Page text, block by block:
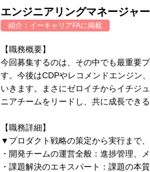
エンジニアリングマネージャ
紹介： イーキャリアFAに掲載
【職務概要】
今回募集するのは、その中でも最重要
す。今後はCDPやレコメンドエンジン
いきます。まさにゼロイチからイチジ
ニアチームをリードし、共に成長でき
【職務詳細】
▼プロダクト戦略の策定から実行まで、
・開発チームの運営全般：進捗管理、
・課題解決のエキスパート：課題の本